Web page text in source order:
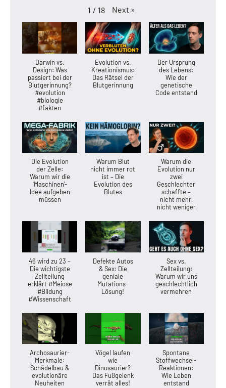
1 / 18 Next »
Darwin vs.
Design: Was
passiert bei der
Blutgerinnung?
#evolution
#biologie
#fakten
Evolution vs.
Kreationismus:
Das Rätsel der
Blutgerinnung
Der Ursprung
des Lebens:
Wie der
genetische
Code entstand
Die Evolution
der Zelle:
Warum wir die
'Maschinen'-
Idee aufgeben
müssen
Warum Blut
nicht immer rot
ist – Die
Evolution des
Blutes
Warum die
Evolution nur
zwei
Geschlechter
schaffte –
nicht mehr,
nicht weniger
46 wird zu 23 –
Die wichtigste
Zellteilung
erklärt #Meiose
#Bildung
#Wissenschaft
Defekte Autos
& Sex: Die
geniale
Mutations-
Lösung!
Sex vs.
Zellteilung:
Warum wir uns
geschlechtlich
vermehren
Archosaurier-
Merkmale:
Schädelbau &
evolutionäre
Neuheiten
Vögel laufen
wie
Dinosaurier?
Das Fußgelenk
verrät alles!
Spontane
Stoffwechsel-
Reaktionen:
Wie Leben
entstand